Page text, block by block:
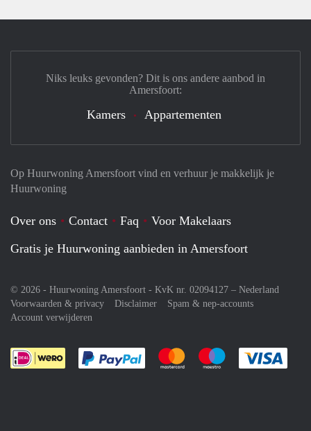
Op Huurwoning Amersfoort vind en verhuur je makkelijk je
Huurwoning
Over ons Contact Faq
Voor Makelaars
Gratis je Huurwoning aanbieden in Amersfoort
© 2026 - Huurwoning Amersfoort - KvK nr. 02094127 – Nederland
Voorwaarden & privacy
Disclaimer
Spam & nep-accounts
Account verwijderen
Je rekent gemakkelijk af met Paypal
Je rekent gemakkelijk af met
Je rekent
Niks leuks gevonden? Dit is ons andere aanbod in
Amersfoort:
Kamers Appartementen